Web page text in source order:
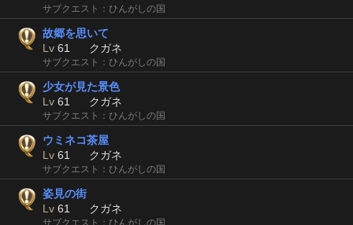
サブクエスト：ひんがしの国
故郷を思いて
Lv 61 クガネ
サブクエスト：ひんがしの国
少女が見た景色
Lv 61 クガネ
サブクエスト：ひんがしの国
ウミネコ茶屋
Lv 61 クガネ
サブクエスト：ひんがしの国
姿見の街
Lv 61 クガネ
サブクエスト：ひんがしの国